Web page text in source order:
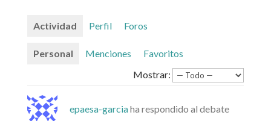
Actividad Perfil Foros
Personal Menciones
Favoritos
Mostrar:
epaesa-garciaha respondido al debate